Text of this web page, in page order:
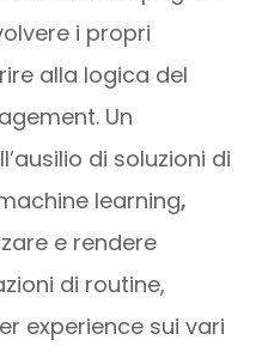
i propri
alla logica del
Un
di soluzioni di
learning,
e rendere
di routine,
experience sui vari